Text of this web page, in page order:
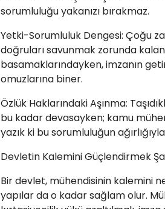
sorumluluğu yakanızı bırakmaz.
​Yetki-Sorumluluk Dengesi: Çoğu
doğruları savunmak zorunda
basamaklarındayken, imzanın
omuzlarına biner.
​Özlük Haklarındaki Aşınma:
bu kadar devasayken; kamu
yazık ki bu sorumluluğun
​Devletin Kalemini Güçlendirmek
​Bir devlet, mühendisinin kalemini
yapılar da o kadar sağlam olur.